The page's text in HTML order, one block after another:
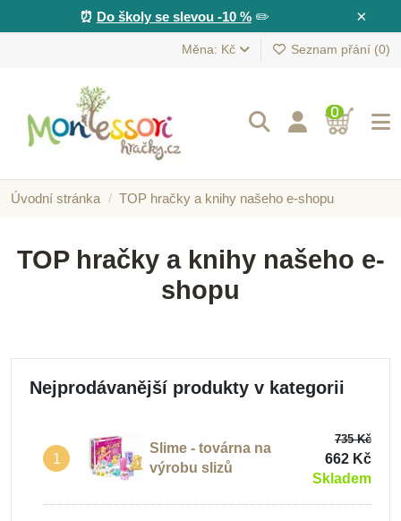
×
⏰ Do školy se slevou -10 %✏️
Měna: Kč Seznam přání (0)
0
Úvodní stránka TOP hračky a knihy našeho e-shopu
TOP hračky a knihy našeho e-
shopu
Nejprodávanější produkty v kategorii
1
Slime - továrna na
výrobu slizů
735 Kč
662 Kč
Skladem